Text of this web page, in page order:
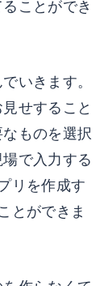
ことができ
いきます。
せすること
ものを選択
で入力する
リを作成す
とができま